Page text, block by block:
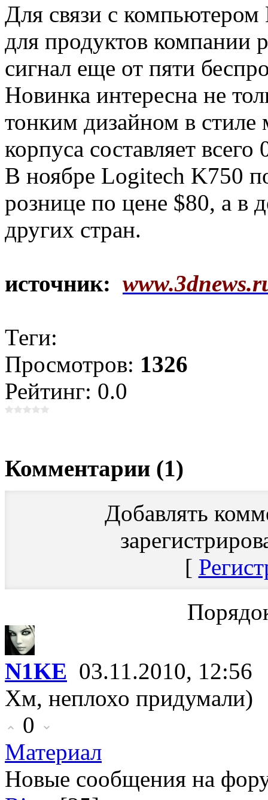
Для связи с
для продуктов компании
сигнал еще от пяти
Новинка интересна не
тонким дизайном в
корпуса составляет всего
В ноябре Logitech K750
рознице по цене $80, а в
других стран.
источник:
Теги:
Просмотров: 1326
Рейтинг: 0.0
Комментарии (1)
Добавлять
[
N1KE 03.11.2010, 12:56
Хм, неплохо придумали)
0
Материал
Новые сообщения на